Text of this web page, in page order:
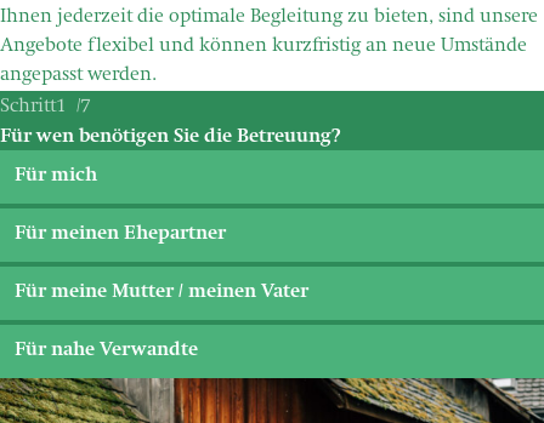
Ihnen jederzeit die optimale Begleitung zu bieten, sind unsere
Angebote flexibel und können kurzfristig an neue Umstände
angepasst werden.
1
7
Für wen benötigen Sie die Betreuung?
Für mich
Für meinen Ehepartner
Für meine Mutter / meinen Vater
Für nahe Verwandte